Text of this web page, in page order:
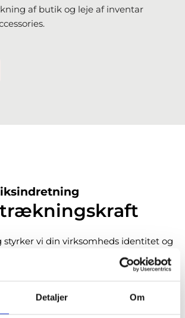
Detaljer Om
af butik og leje af inventar
styrker vi din virksomheds identitet og
skille sig ud fra konkurrenterne.
af butikslokalet forbedrer
kundeoplevelsen.